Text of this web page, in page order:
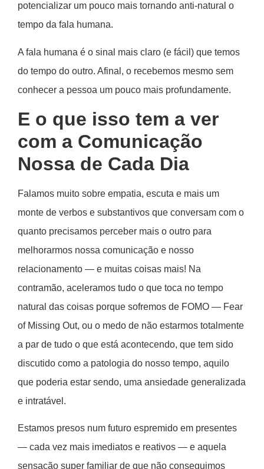
potencializar um pouco mais tornando anti-natural o
tempo da fala humana.
A fala humana é o sinal mais claro (e fácil) que temos
do tempo do outro. Afinal, o recebemos mesmo sem
conhecer a pessoa um pouco mais profundamente.
E o que isso tem a ver
com a Comunicação
Nossa de Cada Dia
Falamos muito sobre empatia, escuta e mais um
monte de verbos e substantivos que conversam com o
quanto precisamos perceber mais o outro para
melhorarmos nossa comunicação e nosso
relacionamento — e muitas coisas mais! Na
contramão, aceleramos tudo o que toca no tempo
natural das coisas porque sofremos de FOMO — Fear
of Missing Out, ou o medo de não estarmos totalmente
a par de tudo o que está acontecendo, que tem sido
discutido como a patologia do nosso tempo, aquilo
que poderia estar sendo, uma ansiedade generalizada
e intratável.
Estamos presos num futuro espremido em presentes
— cada vez mais imediatos e reativos — e aquela
sensação super familiar de que não conseguimos